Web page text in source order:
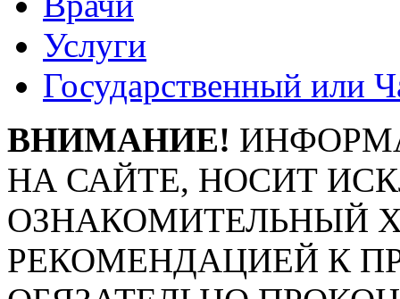
Услуги
Государственный или
ВНИМАНИЕ!
НА САЙТЕ, НОСИТ
ОЗНАКОМИТЕЛЬНЫЙ
РЕКОМЕНДАЦИЕЙ К